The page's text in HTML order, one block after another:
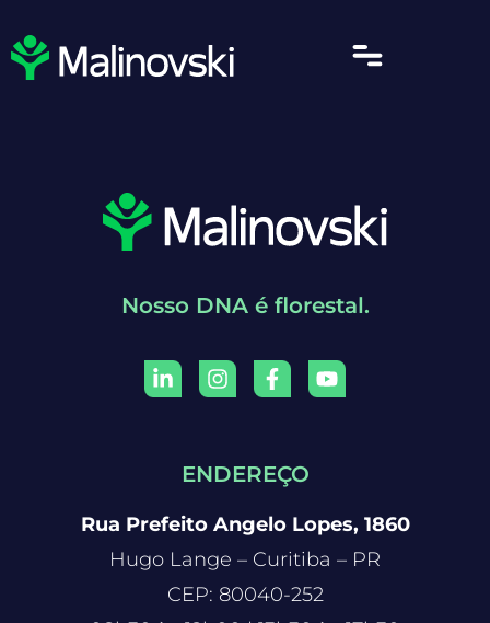
Nosso DNA é florestal.
ENDEREÇO
Rua Prefeito Angelo Lopes, 1860
Hugo Lange – Curitiba – PR
CEP: 80040-252